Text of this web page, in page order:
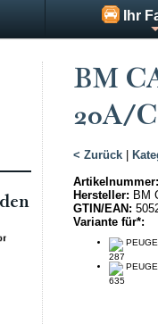
Ihr
BM
20A/C
< Zurück|
Artikelnummer:
Hersteller: BM
GTIN/EAN:
Variante für*:
287
635